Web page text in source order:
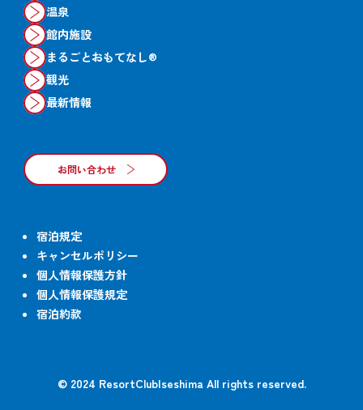
温泉
館内施設
まるごとおもてなし®
観光
最新情報
お問い合わせ
宿泊規定
キャンセルポリシー
個人情報保護方針
個人情報保護規定
宿泊約款
© 2024 ResortClubIseshima All rights reserved.